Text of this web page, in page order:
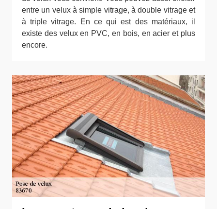
entre un velux à simple vitrage, à double vitrage et
à triple vitrage. En ce qui est des matériaux, il
existe des velux en PVC, en bois, en acier et plus
encore.